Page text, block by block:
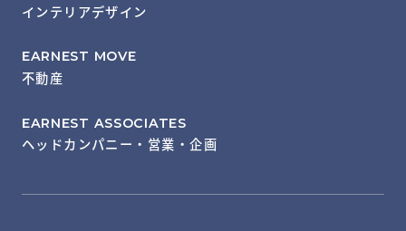
インテリアデザイン
EARNEST MOVE
不動産
EARNEST ASSOCIATES
ヘッドカンパニー・営業・企画